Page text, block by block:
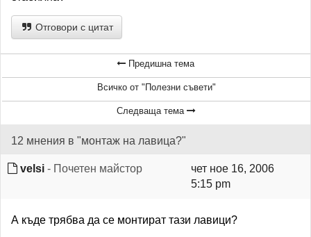
Отговори с цитат
Предишна тема
Всичко от "Полезни съвети"
Следваща тема
12 мнения в "монтаж на лавица?"
velsi - Почетен майстор
чет ное 16, 2006
5:15 pm
А къде трябва да се монтират тази лавици?